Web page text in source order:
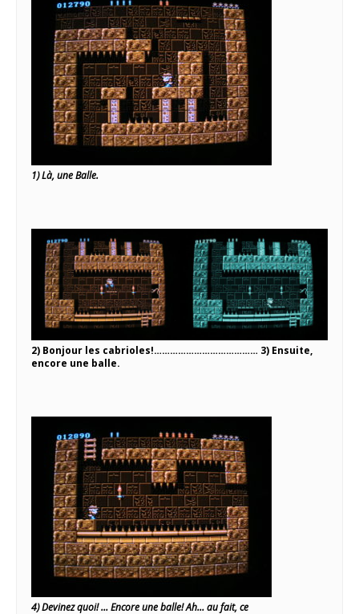
1) Là, une Balle.
2) Bonjour les cabrioles!………………………………… 3) Ensuite,
encore une balle.
4) Devinez quoi! … Encore une balle! Ah… au fait, ce